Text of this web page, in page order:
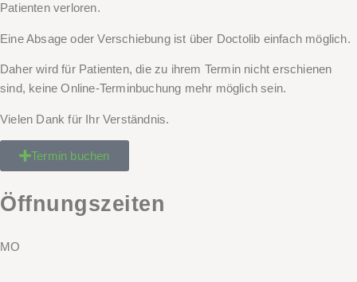
Patienten verloren.
Eine Absage oder Verschiebung ist über Doctolib einfach möglich.
Daher wird für Patienten, die zu ihrem Termin nichterschienen
sind, keine Online-Terminbuchung mehr möglich sein.
Vielen Dank für Ihr Verständnis.
Termin buchen
Öffnungszeiten
MO